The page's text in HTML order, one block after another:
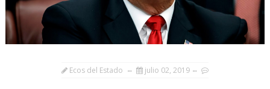
Ecos del Estado julio 02, 2019